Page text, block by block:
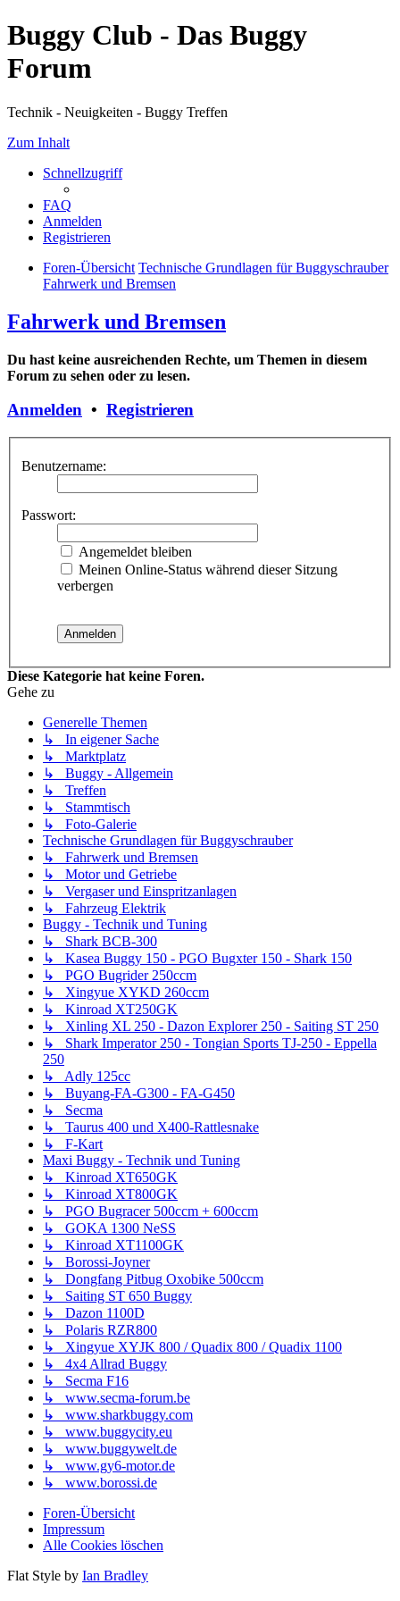
Buggy Club - Das Buggy
Forum
Technik - Neuigkeiten - Buggy Treffen
Zum Inhalt
Schnellzugriff
FAQ
Anmelden
Registrieren
Foren-Übersicht Technische Grundlagen für Buggyschrauber
Fahrwerk und Bremsen
Fahrwerk und Bremsen
Du hast keine ausreichenden Rechte, um Themen in diesem
Forum zu sehen oder zu lesen.
Anmelden • Registrieren
Benutzername:
Passwort:
Angemeldet bleiben
Meinen Online-Status während dieser Sitzung
verbergen
Diese Kategorie hat keine Foren.
Gehe zu
Generelle Themen
↳ In eigener Sache
↳ Marktplatz
↳ Buggy - Allgemein
↳ Treffen
↳ Stammtisch
↳ Foto-Galerie
Technische Grundlagen für Buggyschrauber
↳ Fahrwerk und Bremsen
↳ Motor und Getriebe
↳ Vergaser und Einspritzanlagen
↳ Fahrzeug Elektrik
Buggy - Technik und Tuning
↳ Shark BCB-300
↳ Kasea Buggy 150 - PGO Bugxter 150 - Shark 150
↳ PGO Bugrider 250ccm
↳ Xingyue XYKD 260ccm
↳ Kinroad XT250GK
↳ Xinling XL 250 - Dazon Explorer 250 - Saiting ST 250
↳ Shark Imperator 250 - Tongian Sports TJ-250 - Eppella
250
↳ Adly 125cc
↳ Buyang-FA-G300 - FA-G450
↳ Secma
↳ Taurus 400 und X400-Rattlesnake
↳ F-Kart
Maxi Buggy - Technik und Tuning
↳ Kinroad XT650GK
↳ Kinroad XT800GK
↳ PGO Bugracer 500ccm + 600ccm
↳ GOKA 1300 NeSS
↳ Kinroad XT1100GK
↳ Borossi-Joyner
↳ Dongfang Pitbug Oxobike 500ccm
↳ Saiting ST 650 Buggy
↳ Dazon 1100D
↳ Polaris RZR800
↳ Xingyue XYJK 800 / Quadix 800 / Quadix 1100
↳ 4x4 Allrad Buggy
↳ Secma F16
↳ www.secma-forum.be
↳ www.sharkbuggy.com
↳ www.buggycity.eu
↳ www.buggywelt.de
↳ www.gy6-motor.de
↳ www.borossi.de
Foren-Übersicht
Impressum
Alle Cookies löschen
Flat Style by Ian Bradley